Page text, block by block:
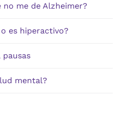
no me de Alzheimer?
es hiperactivo?
mental?